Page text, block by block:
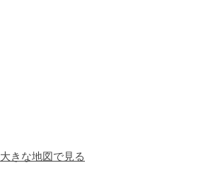
大きな地図で見る